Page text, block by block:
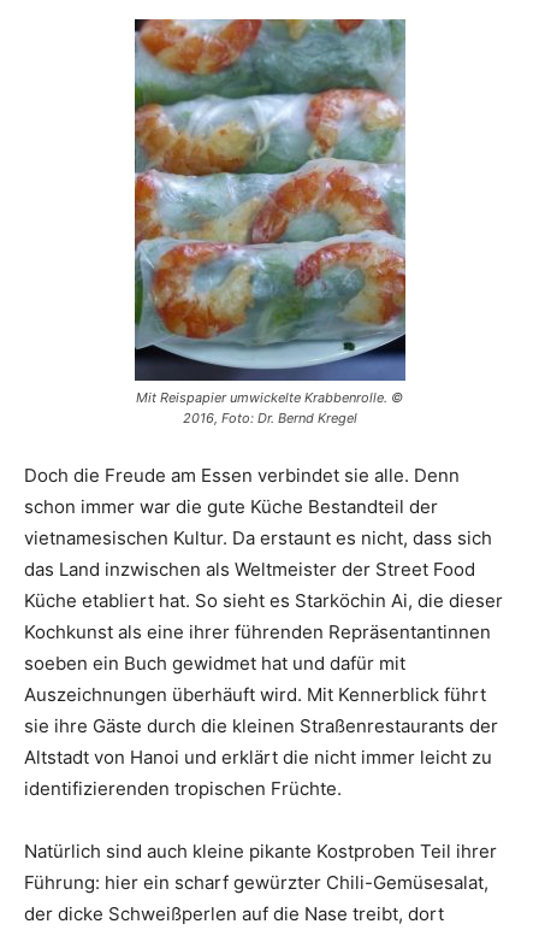
Mit Reispapier umwickelte Krabbenrolle. ©
2016, Foto: Dr. Bernd Kregel
Doch die Freude am Essen verbindet sie alle. Denn
schon immer war die gute Küche Bestandteil der
vietnamesischen Kultur. Da erstaunt es nicht, dass sich
das Land inzwischen als Weltmeister der Street Food
Küche etabliert hat. So sieht es Starköchin Ai, die dieser
Kochkunst als eine ihrer führenden Repräsentantinnen
soeben ein Buch gewidmet hat und dafür mit
Auszeichnungen überhäuft wird. Mit Kennerblick führt
sie ihre Gäste durch die kleinen Straßenrestaurants der
Altstadt von Hanoi und erklärt die nicht immer leicht zu
identifizierenden tropischen Früchte.
Natürlich sind auch kleine pikante Kostproben Teil ihrer
Führung: hier ein scharf gewürzter Chili-Gemüsesalat,
der dicke Schweißperlen auf die Nase treibt, dort